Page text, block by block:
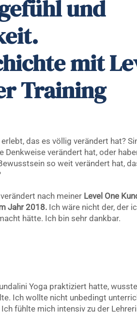
und
mit
Training
das es völlig verändert hat?
Denkweise verändert hat, oder
so weit verändert hat,
nach meinerLevel One
Jahr 2018.Ich wäre nicht der, der
hätte. Ich bin sehr dankbar.
Yoga praktiziert hatte,
Ich wollte nicht unbedingt
fühlte mich intensiv zu der